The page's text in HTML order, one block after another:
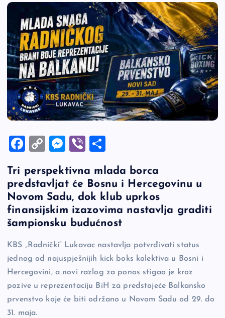
F
c
e
b
o
o
k
C
p
y
Li
n
k
M
se
n
g
er
Vi
er ar
e
Tri perspektivna mlada borca
predstavljat će Bosnu i Hercegovinu u
Novom Sadu, dok klub uprkos
finansijskim izazovima nastavlja graditi
šampionsku budućnost
KBS „Radnički“ Lukavac nastavlja potvrđivati status
jednog od najuspješnijih kick boks kolektiva u Bosni i
Hercegovini, a novi razlog za ponos stigao je kroz
pozive u reprezentaciju BiH za predstojeće Balkansko
prvenstvo koje će biti održano u Novom Sadu od 29. do
31. maja.